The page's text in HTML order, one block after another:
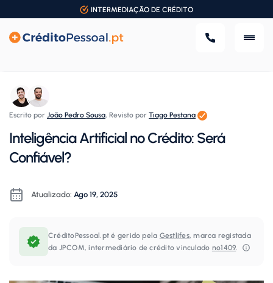
INTERMEDIAÇÃO DE CRÉDITO
Escrito por João Pedro Sousa, Revisto por Tiago Pestana
Inteligência Artificial no Crédito: Será
Confiável?
Atualizado: Ago 19, 2025
CréditoPessoal.pt é gerido pela Gestlifes, marca registada
da JPCOM, intermediário de crédito vinculado nº1409.⁠